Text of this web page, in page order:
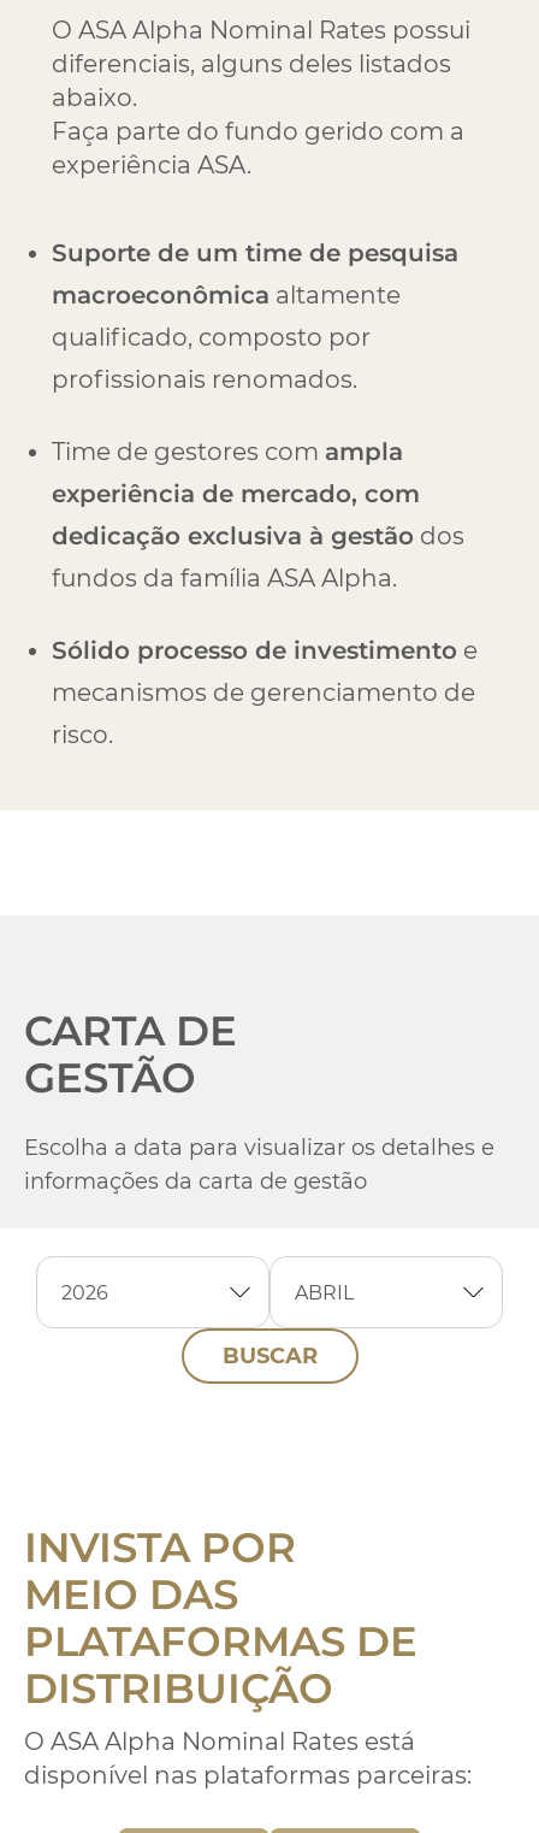
O ASA Alpha Nominal Rates possui
diferenciais, alguns deles listados
abaixo.
Faça parte do fundo gerido com a
experiência ASA.
Suporte de um time de pesquisa
macroeconômica altamente
qualificado, composto por
profissionais renomados.
Time de gestores com ampla
experiência de mercado, com
dedicação exclusiva à gestão dos
fundos da família ASA Alpha.
Sólido processo de investimento e
mecanismos de gerenciamento de
risco.
CARTA DE
GESTÃO
Escolha a data para visualizar os detalhes e
informações da carta de gestão
BUSCAR
INVISTA POR
MEIO DAS
PLATAFORMAS DE
DISTRIBUIÇÃO
O ASA Alpha Nominal Rates está
disponível nas plataformas parceiras: